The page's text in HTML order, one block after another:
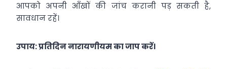
आपको अपनी आँखों की जांच करानी पड़ सकती है,
सावधान रहें।
उपाय: प्रतिदिन नारायणीयम का जाप करें।